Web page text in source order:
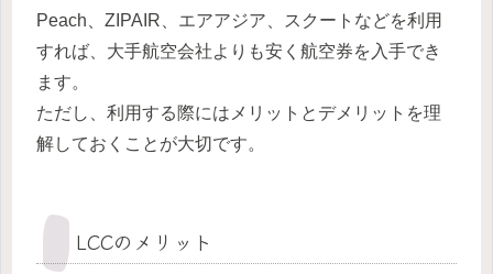
Peach、ZIPAIR、エアアジア、スクートなどを利用
すれば、大手航空会社よりも安く航空券を入手でき
ます。
ただし、利用する際にはメリットとデメリットを理
解しておくことが大切です。
LCCのメリット